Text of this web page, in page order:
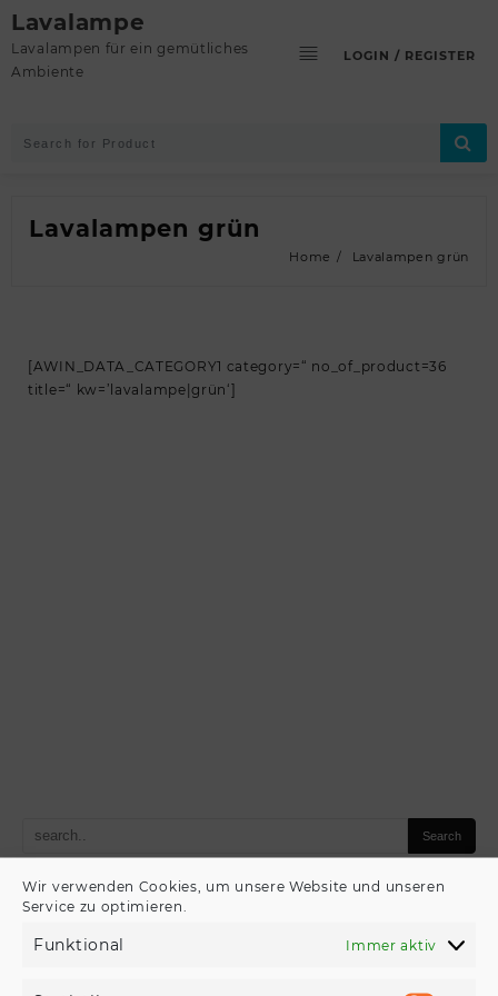
Wir verwenden Cookies, um unsere Website und unseren
Service zu optimieren.
Funktional Immer aktiv
Skip
to
content
Lavalampe
Lavalampen für ein gemütliches
Ambiente
LOGIN / REGISTER
Kategorien
Lavalampen grün
Home Lavalampen grün
[AWIN_DATA_CATEGORY1 category=“ no_of_product=36
title=“ kw=’lavalampe|grün‘]